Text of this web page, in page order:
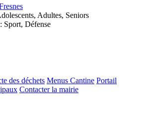
Adultes, Seniors
Sport, Défense
des déchets Menus Cantine Portail
Contacter la mairie